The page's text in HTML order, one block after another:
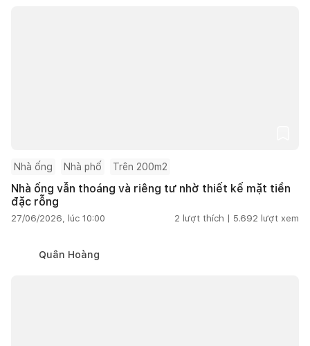
Nhà ống Nhà phố Trên 200m2
Nhà ống vẫn thoáng và riêng tư nhờ thiết kế mặt tiền
đặc rỗng
27/06/2026, lúc 10:00 2 lượt thích | 5.692 lượt xem
Quân Hoàng